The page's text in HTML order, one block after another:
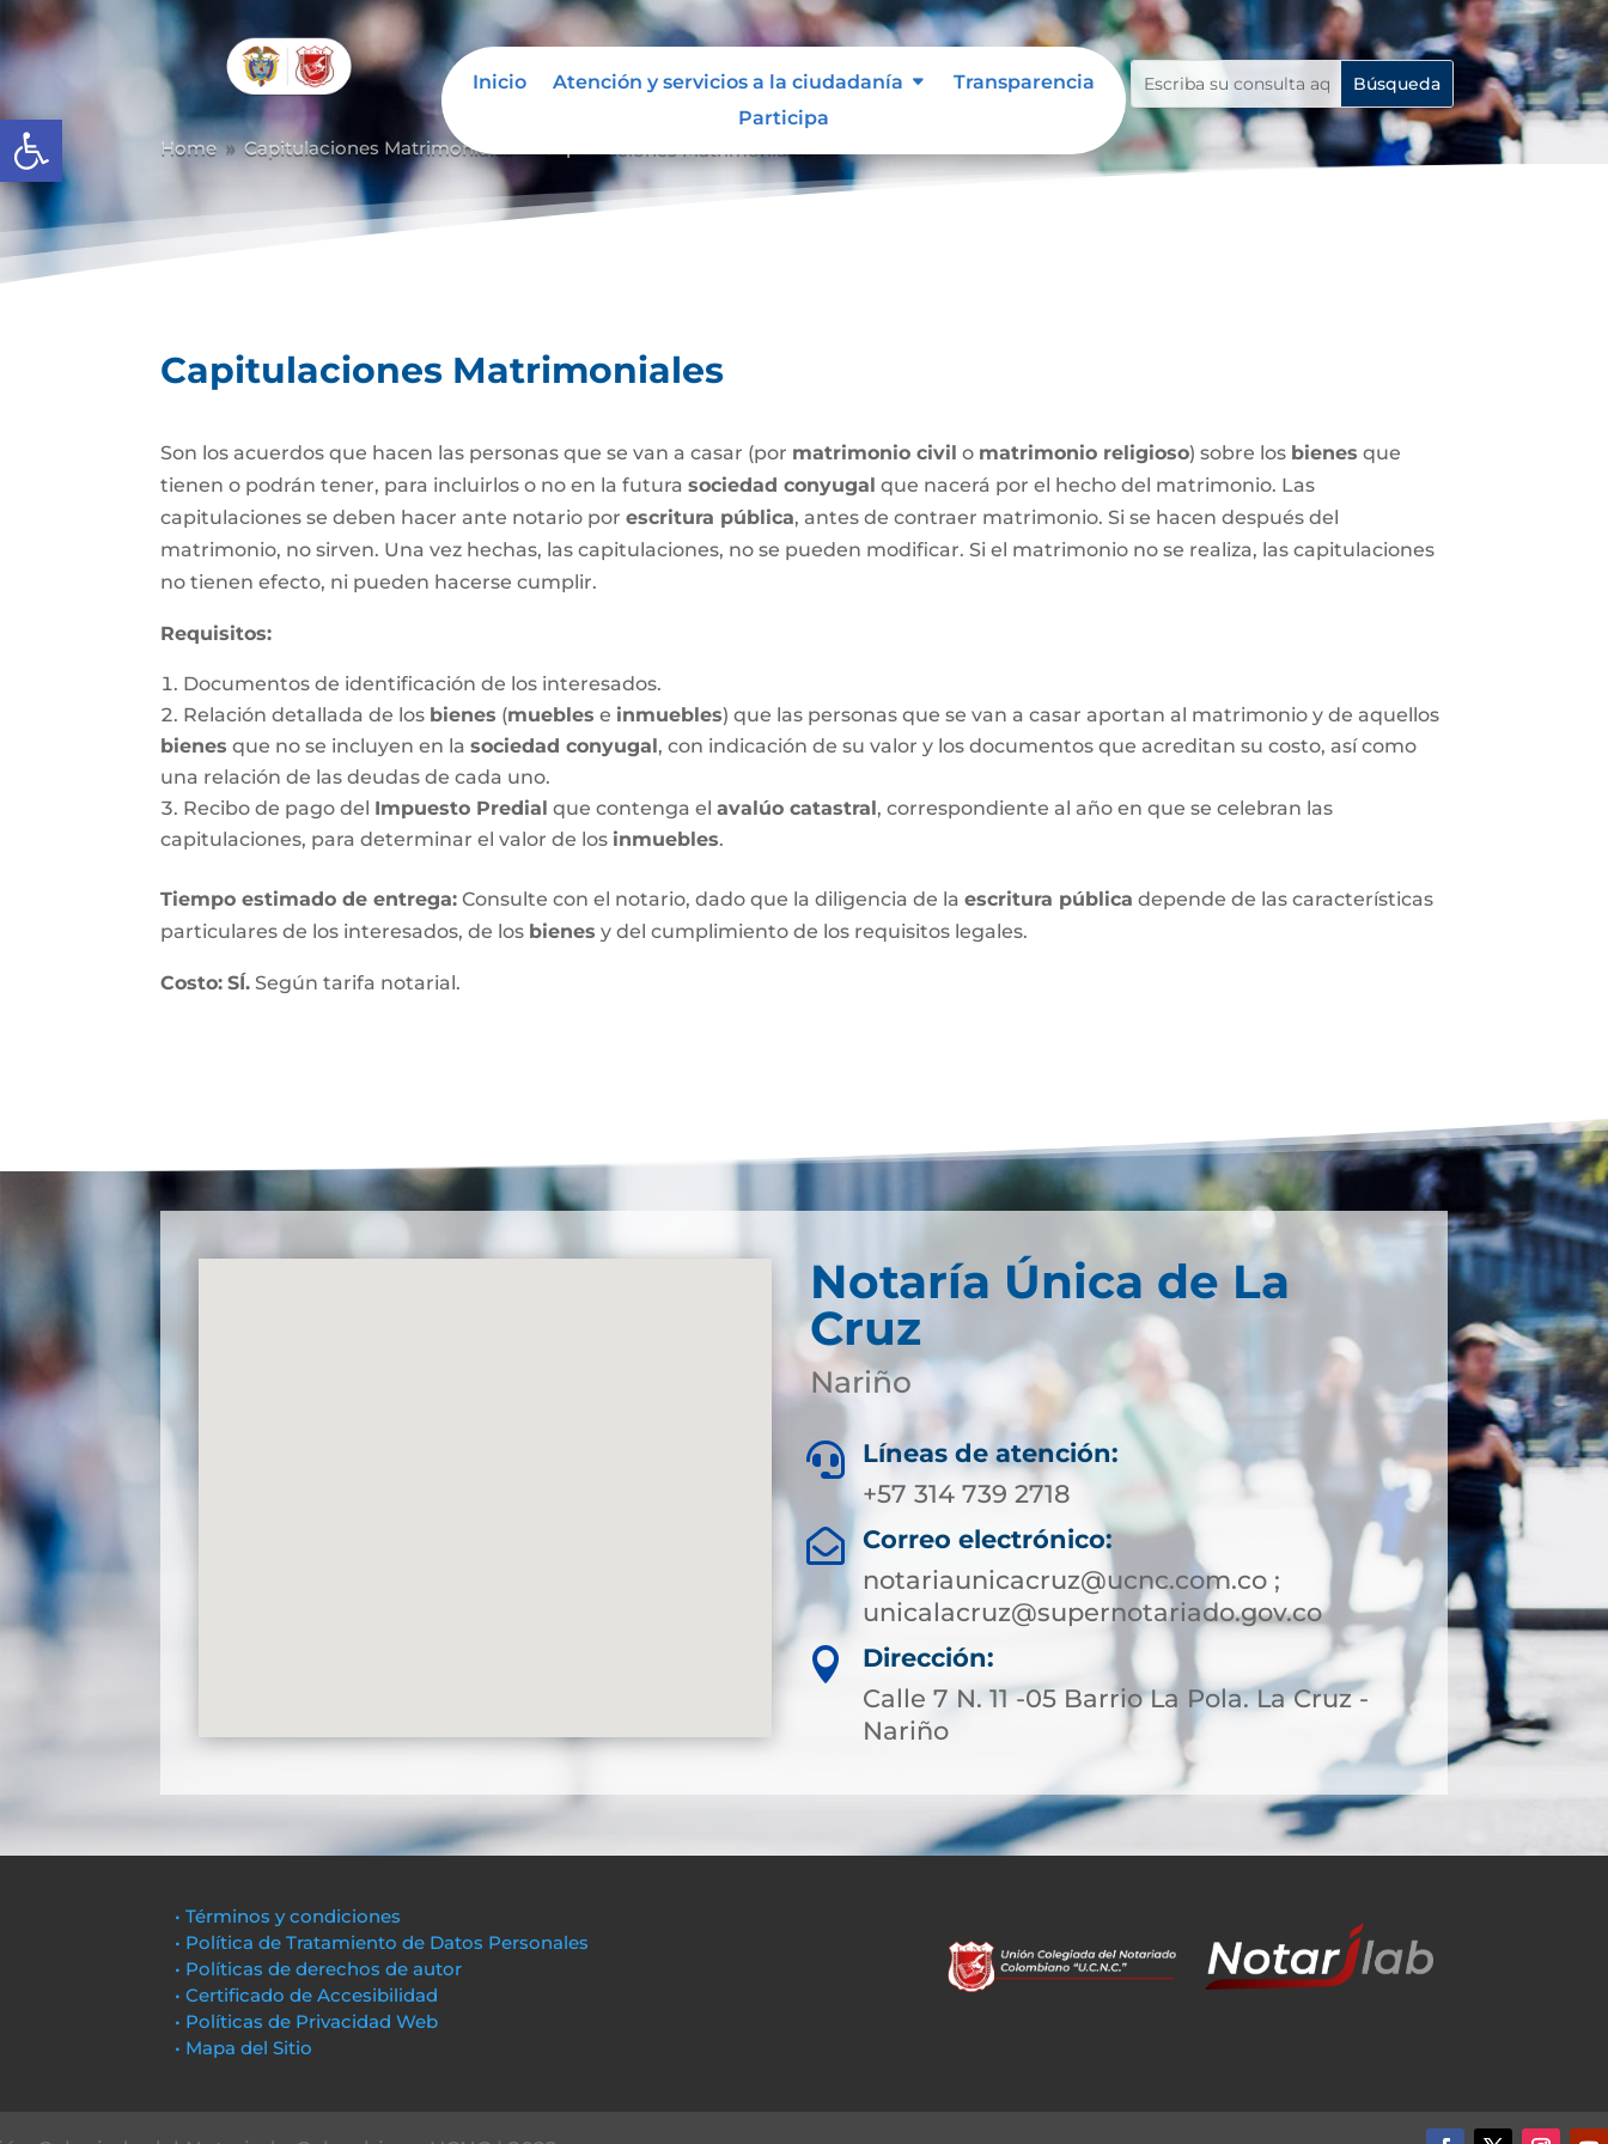
Abrir barra de herramientas
Inicio Atención y servicios a la ciudadanía
Transparencia
Participa
Home 9 Capitulaciones Matrimoniales
Capitulaciones Matrimoniales
Son los acuerdos que hacen las personas que se van a casar (por matrimonio civil o matrimonio religioso) sobre los bienes que
tienen o podrán tener, para incluirlos o no en la futurasociedad conyugal que nacerá por el hecho del matrimonio. Las
capitulaciones se deben hacer ante notario porescritura pública, antes de contraer matrimonio. Si se hacen después del
matrimonio, no sirven. Una vez hechas, las capitulaciones, no se pueden modificar. Si el matrimonio no se realiza, las capitulaciones
no tienen efecto, ni pueden hacerse cumplir.
Requisitos:
Documentos de identificación de los interesados.
Relación detallada de los bienes (muebles e inmuebles) que las personas que se van a casar aportan al matrimonio y de aquellos
bienes que no se incluyen en lasociedad conyugal, con indicación de su valor y los documentos que acreditan su costo, así como
una relación de las deudas de cada uno.
Recibo de pago del Impuesto Predial que contenga elavalúo catastral, correspondiente al año en que se celebran las
capitulaciones, para determinar el valor de los inmuebles.
Tiempo estimado de entrega: Consulte con el notario, dado que la diligencia de laescritura pública depende de las características
particulares de los interesados, de los bienes y del cumplimiento de los requisitos legales.
Costo: SÍ. Según tarifa notarial.
Notaría Única de La
Cruz
Nariño

Líneas de atención:
+57 314 739 2718

Correo electrónico:
notariaunicacruz@ucnc.com.co ;
unicalacruz@supernotariado.gov.co

Dirección:
Calle 7 N. 11 -05 Barrio La Pola. La Cruz -
Nariño
• Términos y condiciones
• Política de Tratamiento de Datos Personales
• Políticas de derechos de autor
• Certificado de Accesibilidad
• Políticas de Privacidad Web
• Mapa del Sitio